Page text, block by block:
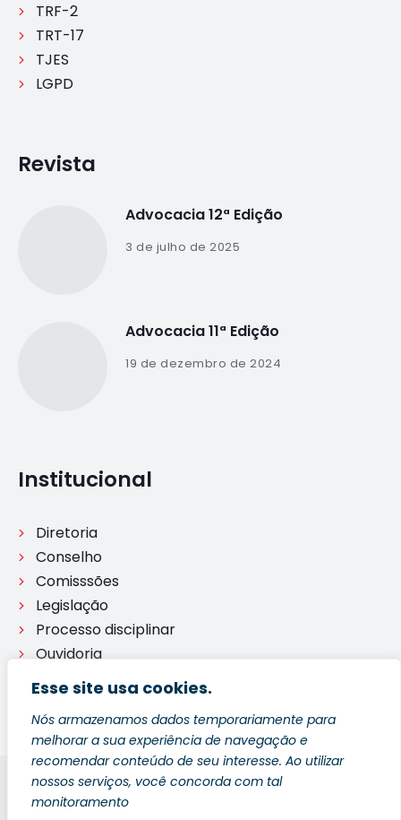
Esse site usa cookies.
Nós armazenamos dados temporariamente para
melhorar a sua experiência de navegação e
recomendar conteúdo de seu interesse. Ao utilizar
nossos serviços, você concorda com tal
monitoramento
TRF-2
TRT-17
TJES
LGPD
Revista
Advocacia 12ª Edição
3 de julho de 2025
Advocacia 11ª Edição
19 de dezembro de 2024
Institucional
Diretoria
Conselho
Comisssões
Legislação
Processo disciplinar
Ouvidoria
Blog Política de Privacidade